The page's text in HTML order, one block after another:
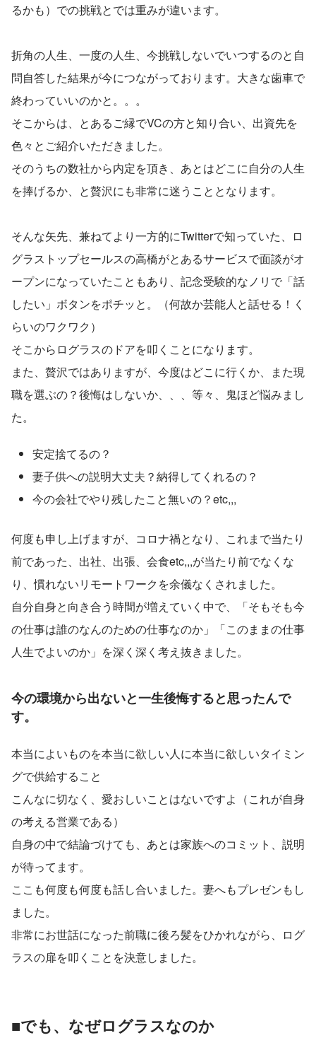
るかも）での挑戦とでは重みが違います。
折角の人生、一度の人生、今挑戦しないでいつするのと自
問自答した結果が今につながっております。大きな歯車で
終わっていいのかと。。。
そこからは、とあるご縁でVCの方と知り合い、出資先を
色々とご紹介いただきました。
そのうちの数社から内定を頂き、あとはどこに自分の人生
を捧げるか、と贅沢にも非常に迷うこととなります。
そんな矢先、兼ねてより一方的にTwitterで知っていた、ロ
グラストップセールスの高橋がとあるサービスで面談がオ
ープンになっていたこともあり、記念受験的なノリで「話
したい」ボタンをポチッと。（何故か芸能人と話せる！く
らいのワクワク）
そこからログラスのドアを叩くことになります。
また、贅沢ではありますが、今度はどこに行くか、また現
職を選ぶの？後悔はしないか、、、等々、鬼ほど悩みまし
た。
安定捨てるの？
妻子供への説明大丈夫？納得してくれるの？
今の会社でやり残したこと無いの？etc,,,
何度も申し上げますが、コロナ禍となり、これまで当たり
前であった、出社、出張、会食etc,,,が当たり前でなくな
り、慣れないリモートワークを余儀なくされました。
自分自身と向き合う時間が増えていく中で、「そもそも今
の仕事は誰のなんのための仕事なのか」「このままの仕事
人生でよいのか」を深く深く考え抜きました。
今の環境から出ないと一生後悔すると思ったんで
す。
本当によいものを本当に欲しい人に本当に欲しいタイミン
グで供給すること
こんなに切なく、愛おしいことはないですよ（これが自身
の考える営業である）
自身の中で結論づけても、あとは家族へのコミット、説明
が待ってます。
ここも何度も何度も話し合いました。妻へもプレゼンもし
ました。
非常にお世話になった前職に後ろ髪をひかれながら、ログ
ラスの扉を叩くことを決意しました。
■でも、なぜログラスなのか